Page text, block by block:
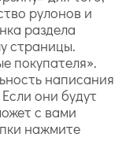
рулонов и
раздела
страницы.
покупателя».
написания
они будут
с вами
нажмите